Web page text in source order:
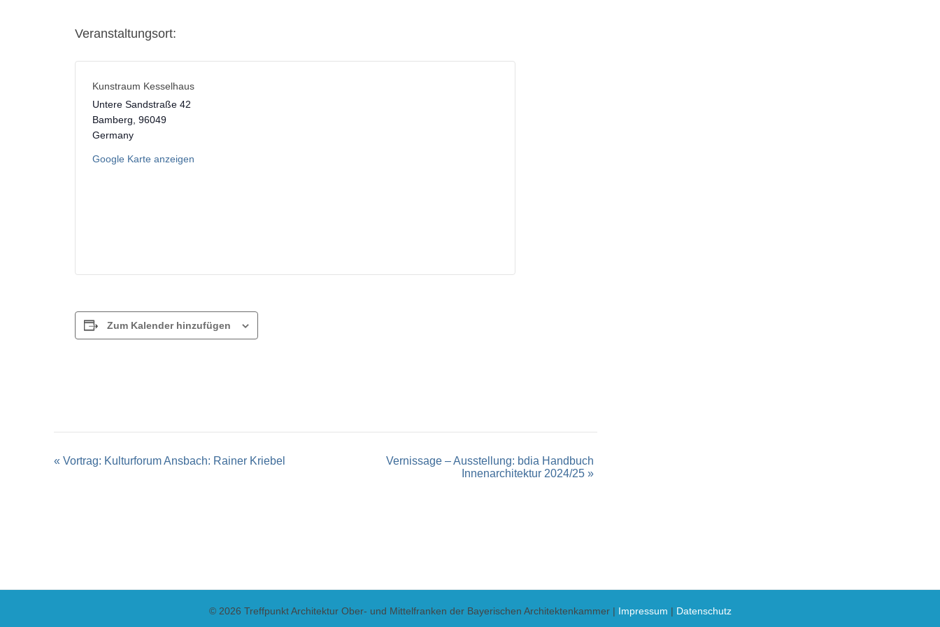
Veranstaltungsort:
Kunstraum Kesselhaus
Untere Sandstraße 42
Bamberg 96049
Germany
Google Karte anzeigen
Zum Kalender hinzufügen
Veranstaltung-
« Vortrag: Kulturforum Ansbach: Rainer Kriebel
Vernissage – Ausstellung: bdia Handbuch
Innenarchitektur 2024/25»
© 2026 Treffpunkt Architektur Ober- und Mittelfranken der Bayerischen Architektenkammer | Impressum | Datenschutz